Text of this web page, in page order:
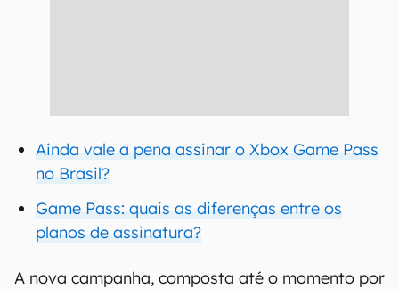
Ainda vale a pena assinar o Xbox Game Pass
no Brasil?
Game Pass: quais as diferenças entre os
planos de assinatura?
A nova campanha, composta até o momento por